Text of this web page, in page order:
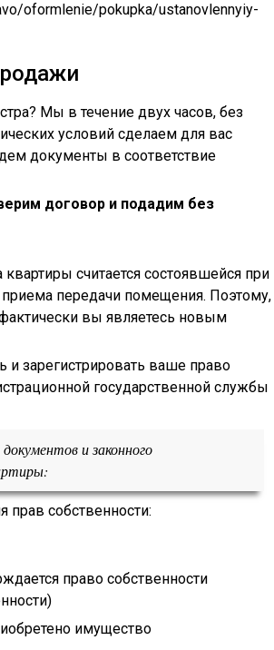
oformlenie/pokupka/ustanovlennyiy-
Мы в течение двух часов, без
условий сделаем для вас
документы в соответствие
договор и подадим без
считается состоявшейся при
передачи помещения. Поэтому,
вы являетесь новым
и зарегистрировать ваше право
государственной службы
и законного
собственности:
право собственности
имущество